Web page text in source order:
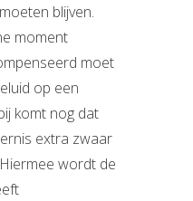
blijven.
moment
moet
op een
komt nog dat
extra zwaar
wordt de